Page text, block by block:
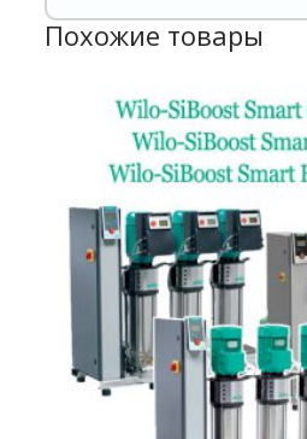
гидроаккумулятора, л.
Максимальное давление,
Гарантия, год
Производитель
Похожие товары